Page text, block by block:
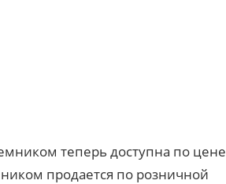
теперь доступна по цене
продается по розничной